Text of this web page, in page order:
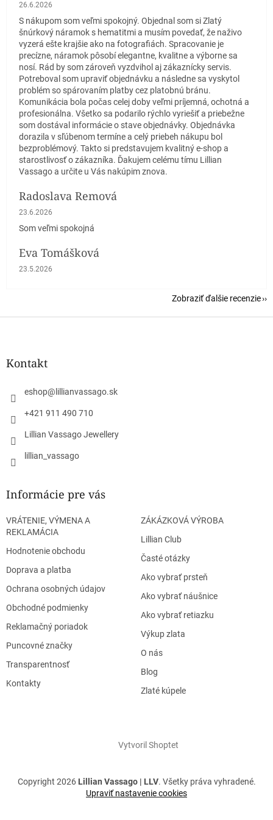
Hodnotenie obchodu je 5 z 5 hviezdičiek.
26.6.2026
S nákupom som veľmi spokojný. Objednal som si Zlatý
šnúrkový náramok s hematitmi a musím povedať, že naživo
vyzerá ešte krajšie ako na fotografiách. Spracovanie je
precízne, náramok pôsobí elegantne, kvalitne a výborne sa
nosí. Rád by som zároveň vyzdvihol aj zákaznícky servis.
Potreboval som upraviť objednávku a následne sa vyskytol
problém so spárovaním platby cez platobnú bránu.
Komunikácia bola počas celej doby veľmi príjemná, ochotná a
profesionálna. Všetko sa podarilo rýchlo vyriešiť a priebežne
som dostával informácie o stave objednávky. Objednávka
dorazila v sľúbenom termíne a celý priebeh nákupu bol
bezproblémový. Takto si predstavujem kvalitný e-shop a
starostlivosť o zákazníka. Ďakujem celému tímu Lillian
Vassago a určite u Vás nakúpim znova.
Radoslava Remová
Hodnotenie obchodu je 5 z 5 hviezdičiek.
23.6.2026
Som veľmi spokojná
Eva Tomášková
Hodnotenie obchodu je 5 z 5 hviezdičiek.
23.5.2026
Zobraziť ďalšie recenzie
Z
Kontakt
eshop@ lillianvassago.sk
+421 911 490 710
Lillian Vassago Jewellery
lillian_vassago
Informácie pre vás
VRÁTENIE, VÝMENA A
REKLAMÁCIA
Hodnotenie obchodu
Doprava a platba
Ochrana osobných údajov
Obchodné podmienky
Reklamačný poriadok
Puncovné značky
Transparentnosť
Kontakty
ZÁKÁZKOVÁ VÝROBA
Lillian Club
Časté otázky
Ako vybrať prsteň
Ako vybrať náušnice
Ako vybrať retiazku
Výkup zlata
O nás
Blog
Zlaté kúpele
Vytvoril Shoptet
Copyright 2026 Lillian Vassago | LLV. Všetky práva vyhradené.
Upraviť nastavenie cookies